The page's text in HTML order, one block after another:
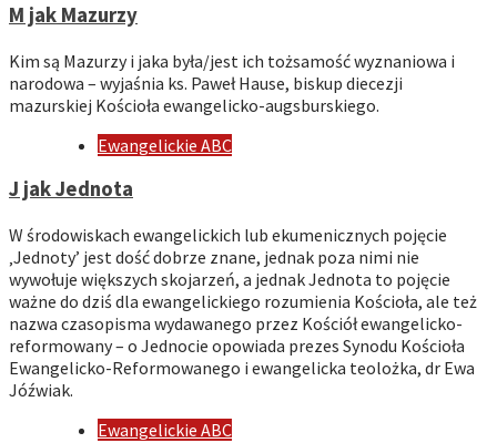
M jak Mazurzy
Kim są Mazurzy i jaka była/jest ich tożsamość wyznaniowa i
narodowa – wyjaśnia ks. Paweł Hause, biskup diecezji
mazurskiej Kościoła ewangelicko-augsburskiego.
Ewangelickie ABC
J jak Jednota
W środowiskach ewangelickich lub ekumenicznych pojęcie
‚Jednoty’ jest dość dobrze znane, jednak poza nimi nie
wywołuje większych skojarzeń, a jednak Jednota to pojęcie
ważne do dziś dla ewangelickiego rozumienia Kościoła, ale też
nazwa czasopisma wydawanego przez Kościół ewangelicko-
reformowany – o Jednocie opowiada prezes Synodu Kościoła
Ewangelicko-Reformowanego i ewangelicka teolożka, dr Ewa
Jóźwiak.
Ewangelickie ABC